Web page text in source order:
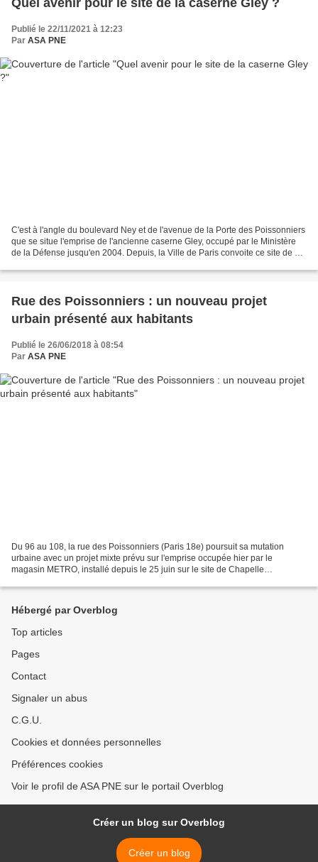
Publié le 22/11/2021 à 12:23
Par ASA PNE
C'est à l'angle du boulevard Ney et de l'avenue de la Porte des Poissonniers
que se situe l'emprise de l'ancienne caserne Gley, occupé par le Ministère
de la Défense jusqu'en 2004. Depuis, la Ville de Paris convoite ce site de 4
Rue des Poissonniers : un nouveau projet
urbain présenté aux habitants
Publié le 26/06/2018 à 08:54
Par ASA PNE
Du 96 au 108, la rue des Poissonniers (Paris 18e) poursuit sa mutation
urbaine avec un projet mixte prévu sur l'emprise occupée hier par le
magasin METRO, installé depuis le 25 juin sur le site de Chapelle
Hébergé par Overblog
Top articles
Pages
Contact
Signaler un abus
C.G.U.
Cookies et données personnelles
Préférences cookies
Voir le profil de ASA PNE sur le portail Overblog
Créer un blog sur Overblog
Créer un blog